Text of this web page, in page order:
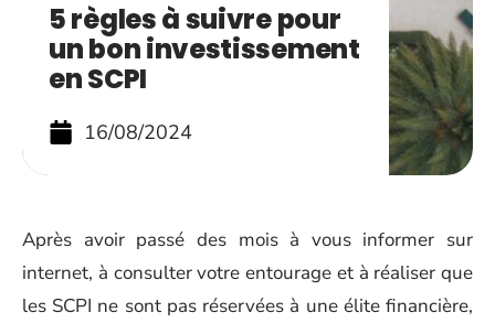
5 règles à suivre pour
un bon investissement
en SCPI
16/08/2024
Après avoir passé des mois à vous informer sur
internet, à consulter votre entourage et à réaliser que
les SCPI ne sont pas réservées à une élite financière,